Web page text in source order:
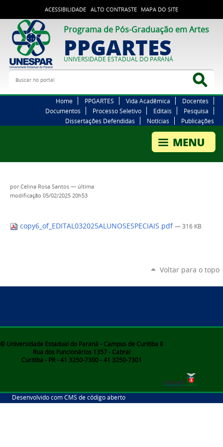
ACESSIBILIDADE ALTO CONTRASTE MAPA DO SITE
Programa de Pós-Graduação em Artes
PPGARTES
UNIVERSIDADE ESTADUAL DO PARANÁ
Buscar no portal
Home PPGARTES Vida Acadêmica
Docentes
Documentos
Processo Seletivo Editais
Pesquisa
Dissertações Defendidas
Notícias Publicações
porCelina Rosa Santos — última
modificação 05/02/2025 20h53
copy6_of_EDITAL032025ALUNOSESPECIAIS.pdf — 316 KB
Voltar para o topo
© Universidade Estadual do Paraná - Campus de Curitiba II
Rua dos Funcionários 1357 - Cabral
Curitiba - PR - 41 3250-7300 - 41 3250-7301
Desenvolvido com CMS de código aberto